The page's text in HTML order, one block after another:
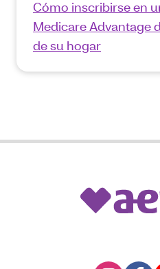
Cómo inscribirse en
Medicare Advantage
de su hogar